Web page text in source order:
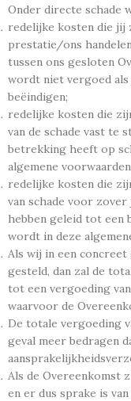
Onder directe schade
redelijke kosten die jij
prestatie/ons
tussen ons gesloten
wordt niet vergoed
beëindigen;
redelijke kosten die
van de schade vast te
betrekking heeft op
algemene
redelijke kosten die
van schade voor
hebben geleid tot een
wordt in deze
Als wij in een
gesteld, dan zal de
tot een vergoeding
waarvoor de
De totale vergoeding
geval meer bedragen
Als de Overeenkomst
en er dus sprake is